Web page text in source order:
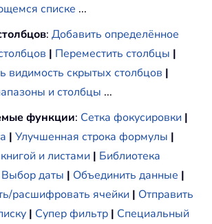
списке ...
: Добавить определённое
| Переместить столбцы |
видимость скрытых столбцов |
и столбцы ...
функции: Сетка фокусировки |
| Улучшенная строка формулы |
и листами | Библиотека
Выбор даты | Объединить данные |
расшифровать ячейки | Отправить
| Супер фильтр | Специальный